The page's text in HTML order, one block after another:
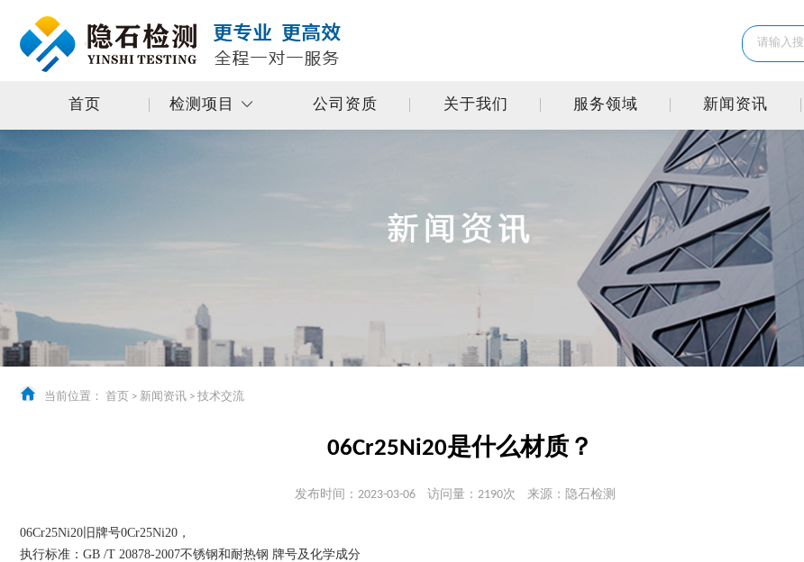
首页 检测项目 公司资质 关于我们 服务领域 新闻资讯
当前位置： 首页 > 新闻资讯 > 技术交流
06Cr25Ni20是什么材质？
发布时间：2023-03-06 访问量：2190次 来源：隐石检测
06Cr25Ni20旧牌号0Cr25Ni20，
执行标准：GB /T 20878-2007不锈钢和耐热钢 牌号及化学成分